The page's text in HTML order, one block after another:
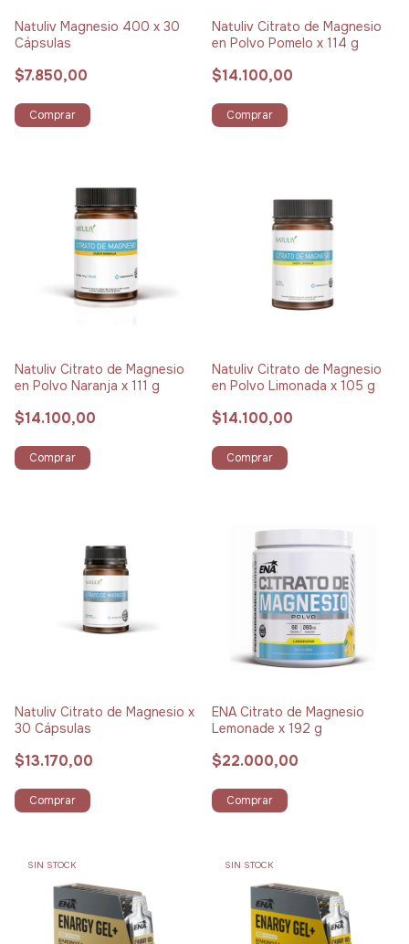
Natuliv Magnesio 400 x 30
Cápsulas
$7.850,00
Comprar
Natuliv Citrato de Magnesio
en Polvo Pomelo x 114 g
$14.100,00
Comprar
Natuliv Citrato de Magnesio
en Polvo Naranja x 111 g
$14.100,00
Comprar
Natuliv Citrato de Magnesio
en Polvo Limonada x 105 g
$14.100,00
Comprar
Natuliv Citrato de Magnesio x
30 Cápsulas
$13.170,00
Comprar
ENA Citrato de Magnesio
Lemonade x 192 g
$22.000,00
Comprar
SIN STOCK SIN STOCK